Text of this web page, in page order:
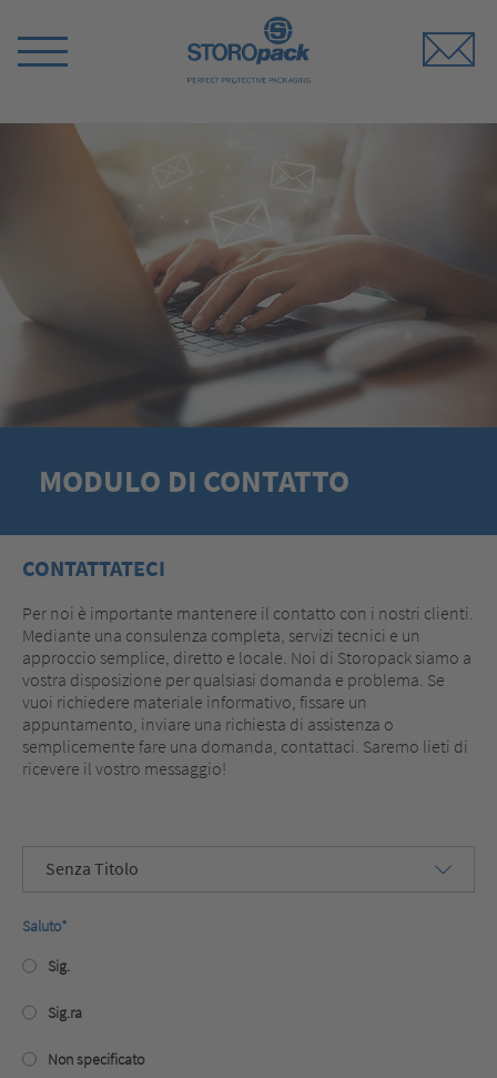
Switch
MODULO DI CONTATTO
CONTATTATECI
Per noi è importante mantenere il contatto con i nostri clienti.
Mediante una consulenza completa, servizi tecnici e un
approccio semplice, diretto e locale. Noi di Storopack siamo a
vostra disposizione per qualsiasi domanda e problema. Se
vuoi richiedere materiale informativo, fissare un
appuntamento, inviare una richiesta di assistenza o
semplicemente fare una domanda, contattaci. Saremo lieti di
ricevere il vostro messaggio!
Senza Titolo
Saluto*
Sig.
Sig.ra
Non specificato